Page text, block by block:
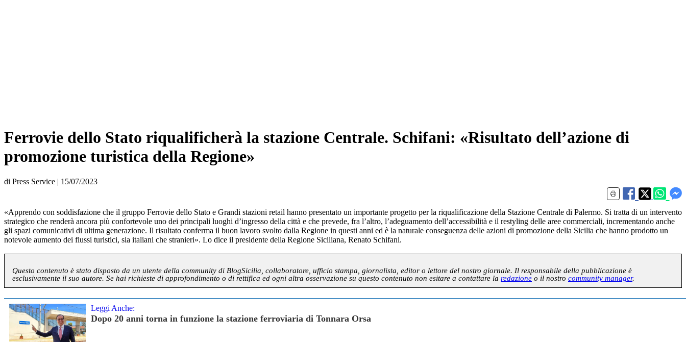
Ferrovie dello Stato riqualificherà la stazione Centrale. Schifani: «Risultato dell’azione di
promozione turistica della Regione»
di Press Service | 15/07/2023
«Apprendo con soddisfazione che il gruppo Ferrovie dello Stato e Grandi stazioni retail hanno presentato un importante progetto per la riqualificazione della Stazione Centrale di Palermo. Si tratta di un intervento
strategico che renderà ancora più confortevole uno dei principali luoghi d’ingresso della città e che prevede, fra l’altro, l’adeguamento dell’accessibilità e il restyling delle aree commerciali, incrementando anche
gli spazi comunicativi di ultima generazione. Il risultato conferma il buon lavoro svolto dalla Regione in questi anni ed è la naturale conseguenza delle azioni di promozione della Sicilia che hanno prodotto un
notevole aumento dei flussi turistici, sia italiani che stranieri». Lo dice il presidente della Regione Siciliana, Renato Schifani.
Questo contenuto è stato disposto da un utente della community di BlogSicilia, collaboratore, ufficio stampa, giornalista, editor o lettore del nostro giornale. Il responsabile della pubblicazione è
esclusivamente il suo autore. Se hai richieste di approfondimento o di rettifica ed ogni altra osservazione su questo contenuto non esitare a contattare la redazione o il nostro community manager.
Leggi Anche:
Dopo 20 anni torna in funzione la stazione ferroviaria di Tonnara Orsa